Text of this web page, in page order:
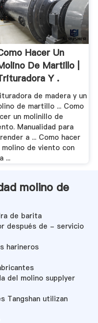
Hacer Un
De Martillo |
Y .
de madera y un
de martillo ... Como
un molinillo de
Manualidad para
a ... Como hacer
molino de viento con
...
molino de
de barita
después de - servicio
harineros
del molino supplyer
Tangshan utilizan